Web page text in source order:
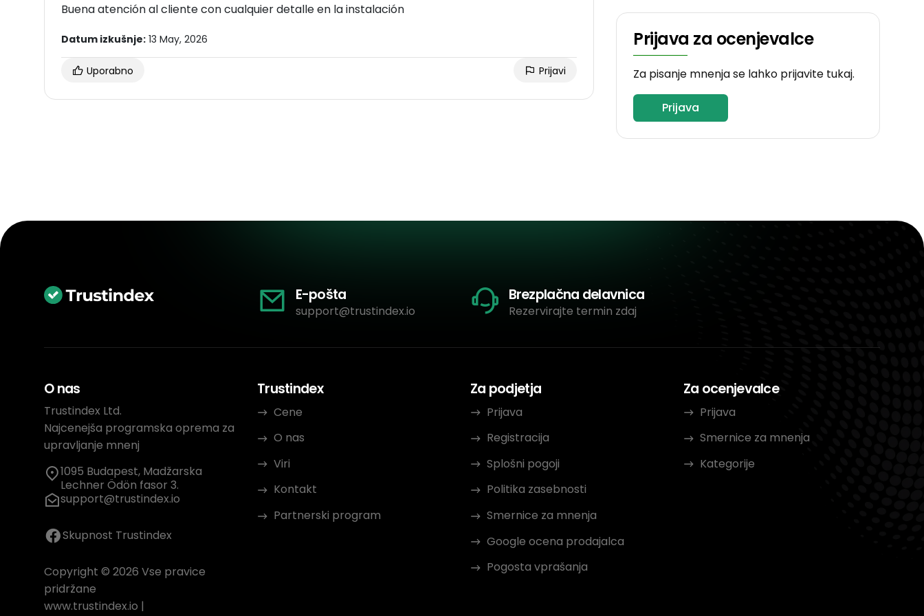
Buena atención al cliente con cualquier detalle en la instalación
Datum izkušnje: 13 May, 2026
Uporabno Prijavi
Prijava za ocenjevalce
Za pisanje mnenja se lahko prijavite tukaj.
Prijava
E-pošta
support@trustindex.io
Brezplačna delavnica
Rezervirajte termin zdaj
O nas
Trustindex Ltd.
Najcenejša programska oprema za
upravljanje mnenj
1095 Budapest, Madžarska
Lechner Ödön fasor 3.
support@trustindex.io
Skupnost Trustindex
Copyright © 2026 Vse pravice
pridržane
www.trustindex.io |
Trustindex
Cene
O nas
Viri
Kontakt
Partnerski program
Za podjetja
Prijava
Registracija
Splošni pogoji
Politika zasebnosti
Smernice za mnenja
Google ocena prodajalca
Pogosta vprašanja
Za ocenjevalce
Prijava
Smernice za mnenja
Kategorije